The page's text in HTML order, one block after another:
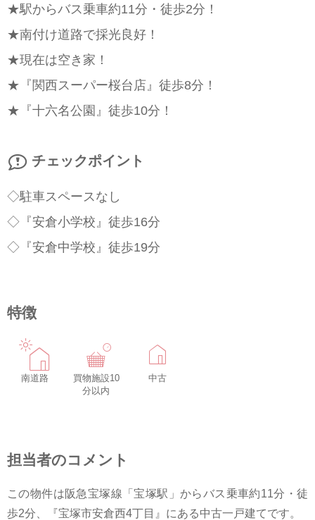
★駅からバス乗車約11分・徒歩2分！
★南付け道路で採光良好！
★現在は空き家！
★『関西スーパー桜台店』徒歩8分！
★『十六名公園』徒歩10分！
チェックポイント
◇駐車スペースなし
◇『安倉小学校』徒歩16分
◇『安倉中学校』徒歩19分
特徴
南道路
買物施設10
分以内
中古
担当者のコメント
この物件は阪急宝塚線「宝塚駅」からバス乗車約11分・徒
歩2分、『宝塚市安倉西4丁目』にある中古一戸建てです。